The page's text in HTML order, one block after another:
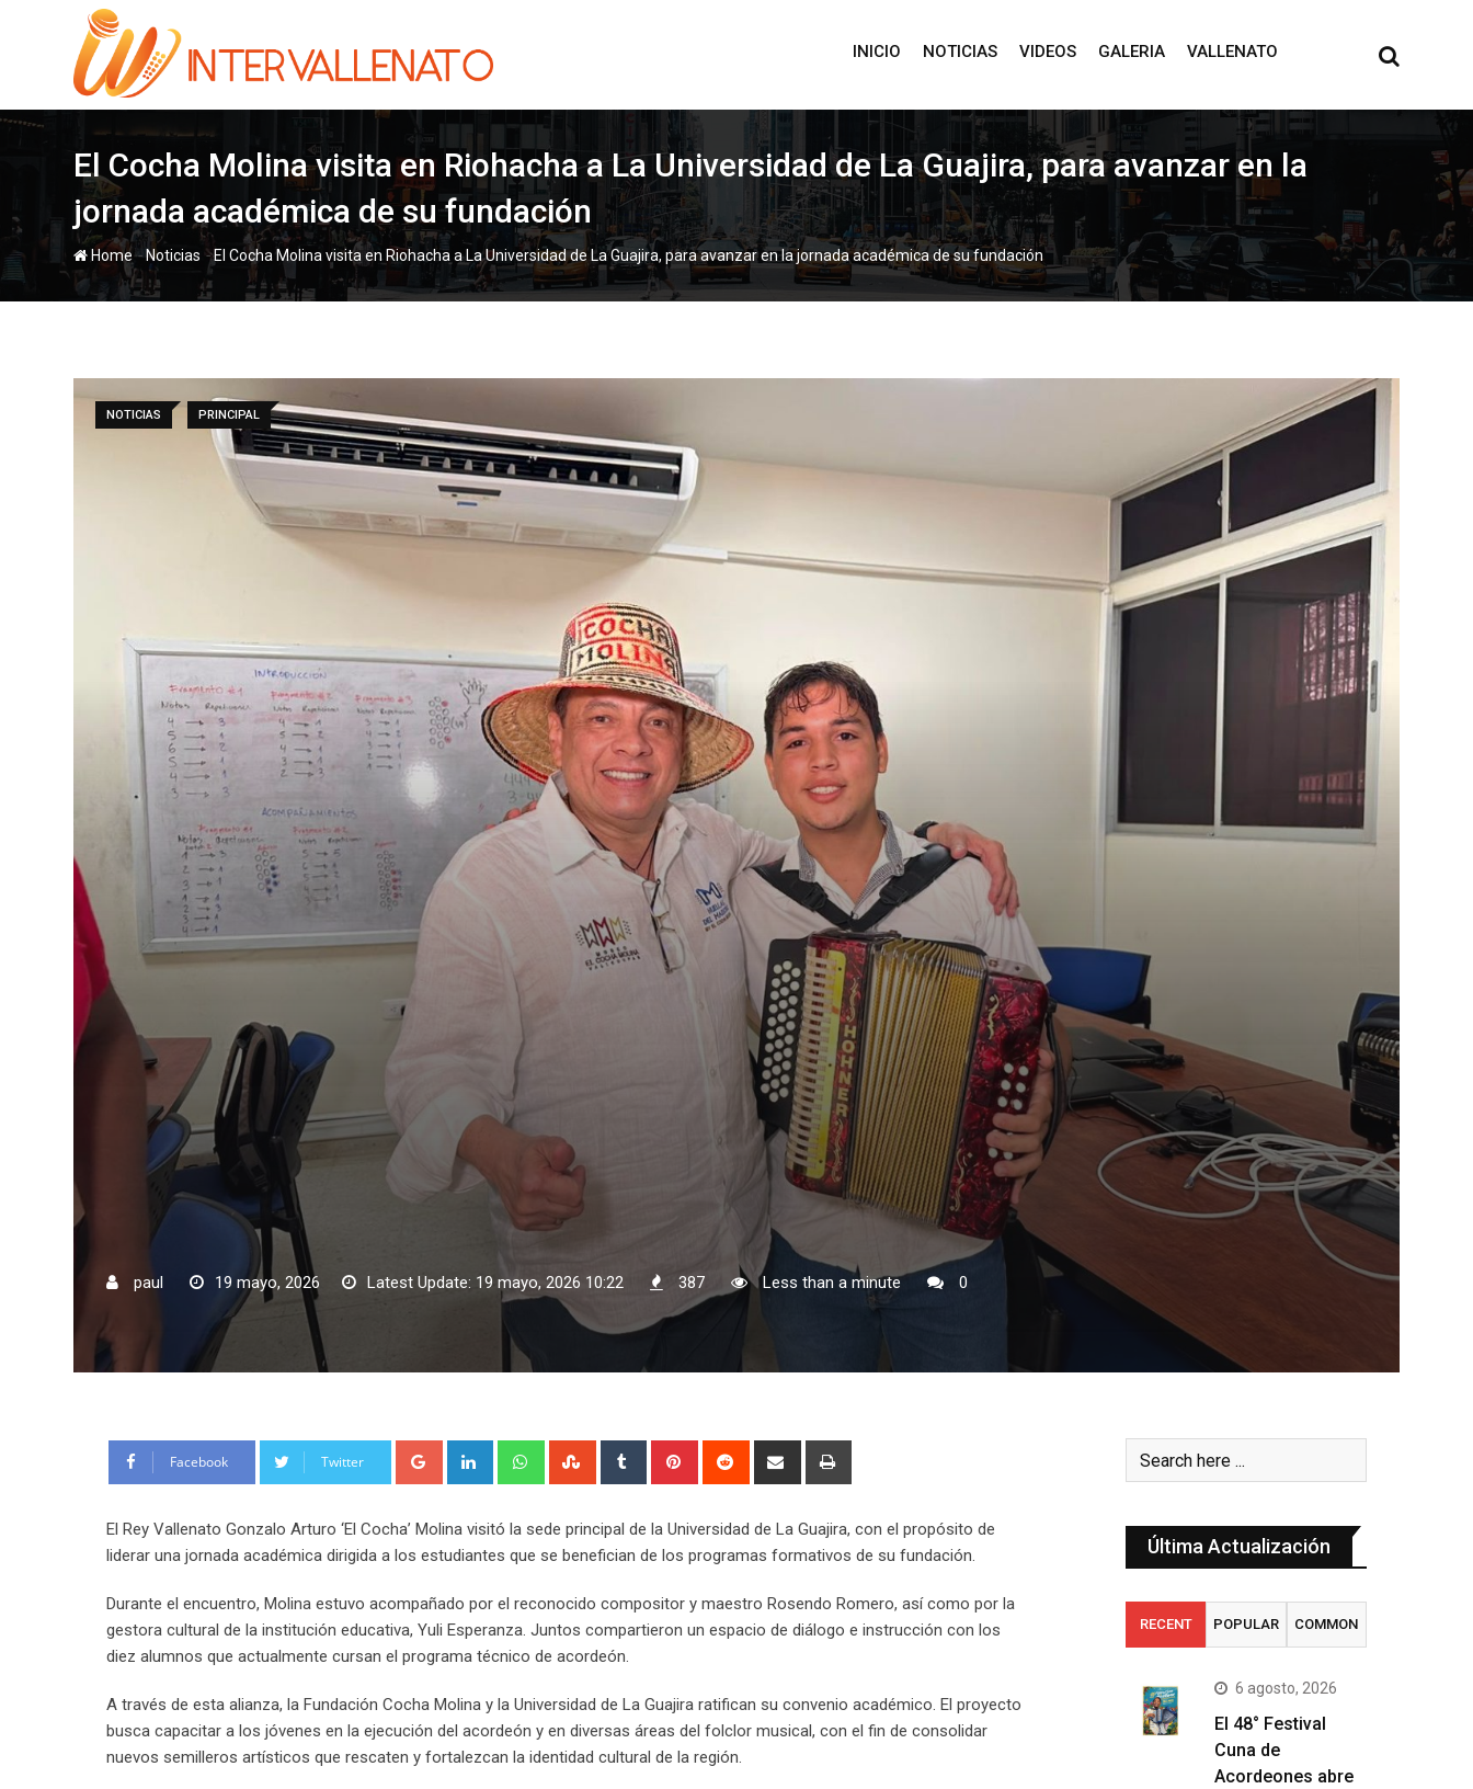
INICIO NOTICIAS VIDEOS GALERIA VALLENATO
El Cocha Molina visita en Riohacha a La Universidad de La Guajira, para avanzar en la
jornada académica de su fundación
Home-Noticias -El Cocha Molina visita en Riohacha a La Universidad de La Guajira, para avanzar en la jornada académica de su fundación
NOTICIAS PRINCIPAL
paul 19 mayo, 2026 Latest Update: 19 mayo, 2026 10:22 387 Less than a minute 0
Facebook Twitter Google+ LinkedIn WhatsappStumbleUpon
Tumblr Pinterest Reddit
Share
El Rey Vallenato Gonzalo Arturo ‘El Cocha’ Molina visitó la sede principal de la Universidad de La Guajira, con el propósito de
liderar una jornada académica dirigida a los estudiantes que se benefician de los programas formativos de su fundación.
Durante el encuentro, Molina estuvo acompañado por el reconocido compositor y maestro Rosendo Romero, así como por la
gestora cultural de la institución educativa, Yuli Esperanza. Juntos compartieron un espacio de diálogo e instrucción con los
diez alumnos que actualmente cursan el programa técnico de acordeón.
A través de esta alianza, la Fundación Cocha Molina y la Universidad de La Guajira ratifican su convenio académico. El proyecto
busca capacitar a los jóvenes en la ejecución del acordeón y en diversas áreas del folclor musical, con el fin de consolidar
nuevos semilleros artísticos que rescaten y fortalezcan la identidad cultural de la región.
Última Actualización
RECENT POPULAR COMMON
6 agosto, 2026
El 48° Festival
Cuna de
Acordeones abre